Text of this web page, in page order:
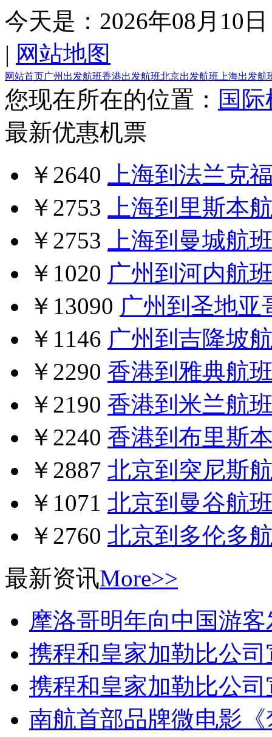
今天是： 2026年08月10日
| 网站地图
网站首页广州出发航班香港出发航班北京出发航班 上海出发航
您现在所在的位置： 国
最新优惠机票
￥2640
上海到法兰克
￥2753
上海到里斯本
￥2753
上海到曼城航
￥1020 广州到河内航
￥13090 广州到圣地亚
￥1146 广州到吉隆坡
￥2290 香港到雅典航
￥2190 香港到米兰航
￥2240 香港到布里斯
￥2887 北京到突尼斯
￥1071 北京到曼谷航
￥2760 北京到多伦多
最新资讯More>>
摩洛哥明年向中国游
携程和皇家加勒比公
携程和皇家加勒比公
南航首部品牌微电影